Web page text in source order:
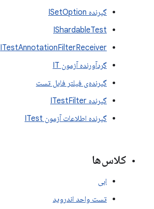
گیرنده ISetOption
IShardableTest
ITestAnnotationFilterReceiver
گردآورنده آزمون IT
گیرنده‌ی فیلتر فایل تست
گیرنده ITestFilter
گیرنده اطلاعات آزمون ITest
کلاس‌ها
ابی
تست واحد اندروید